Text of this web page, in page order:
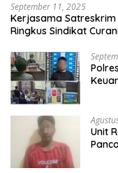
September 11, 2025
Kerjasama
Ringkus Sindikat
Unit